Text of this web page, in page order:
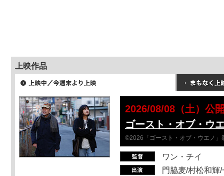
上映作品
2026/08/08（土）公
ゴースト・オブ・ウ
©2026「ゴースト・オブ・ウエノ」
ワン・チイ
門脇麦/村松和輝